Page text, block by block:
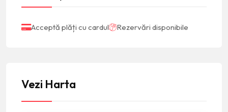
Acceptă plăți cu cardul Rezervări disponibile
Vezi Harta